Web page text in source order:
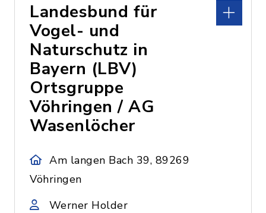
Landesbund für
Vogel- und
Naturschutz in
Bayern (LBV)
Ortsgruppe
Vöhringen / AG
Wasenlöcher
Am langen Bach 39, 89269
Vöhringen
Werner Holder